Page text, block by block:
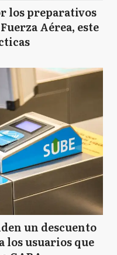
los preparativos
Aérea, este
un descuento
los usuarios que